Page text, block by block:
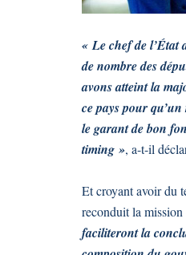
« Le chef de l’État
de nombre des
avons atteint la
ce pays pour
le garant de bon
timing », a-t-il
Et croyant avoir du
reconduit la
faciliteront la